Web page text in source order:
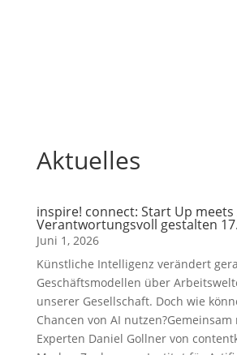
Aktuelles
inspire! connect: Start Up meets
Verantwortungsvoll gestalten
Juni 1, 2026
Künstliche Intelligenz verändert
Geschäftsmodellen über
unserer Gesellschaft. Doch wie
Chancen von AI
Experten Daniel Gollner von